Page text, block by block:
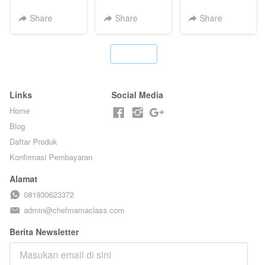
BOBA -
Share
T**TOK - BY
Share
TANPA GULA
Share
Links
Home
Blog
Daftar Produk
Konfirmasi Pembayaran
Social Media
Alamat
081930623372
admin@chefmamaclass.com
Berita Newsletter